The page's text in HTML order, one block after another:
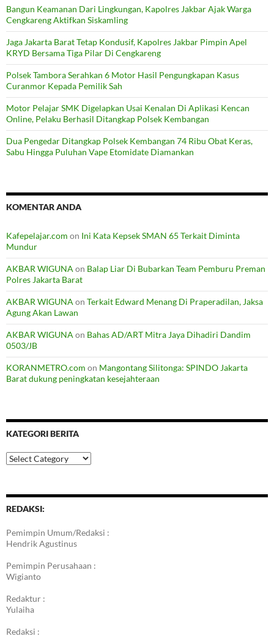
Bangun Keamanan Dari Lingkungan, Kapolres Jakbar Ajak Warga
Cengkareng Aktifkan Siskamling
Jaga Jakarta Barat Tetap Kondusif, Kapolres Jakbar Pimpin Apel
KRYD Bersama Tiga Pilar Di Cengkareng
Polsek Tambora Serahkan 6 Motor Hasil Pengungkapan Kasus
Curanmor Kepada Pemilik Sah
Motor Pelajar SMK Digelapkan Usai Kenalan Di Aplikasi Kencan
Online, Pelaku Berhasil Ditangkap Polsek Kembangan
Dua Pengedar Ditangkap Polsek Kembangan 74 Ribu Obat Keras,
Sabu Hingga Puluhan Vape Etomidate Diamankan
KOMENTAR ANDA
Kafepelajar.com on Ini Kata Kepsek SMAN 65 Terkait Diminta
Mundur
AKBAR WIGUNA on Balap Liar Di Bubarkan Team Pemburu Preman
Polres Jakarta Barat
AKBAR WIGUNA on Terkait Edward Menang Di Praperadilan, Jaksa
Agung Akan Lawan
AKBAR WIGUNA on Bahas AD/ART Mitra Jaya Dihadiri Dandim
0503/JB
KORANMETRO.com on Mangontang Silitonga: SPINDO Jakarta
Barat dukung peningkatan kesejahteraan
KATEGORI BERITA
Kategori
Berita
REDAKSI:
Pemimpin Umum/Redaksi :
Hendrik Agustinus
Pemimpin Perusahaan :
Wigianto
Redaktur :
Yulaiha
Redaksi :